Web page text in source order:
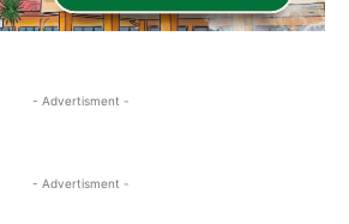
- Advertisment -
- Advertisment -